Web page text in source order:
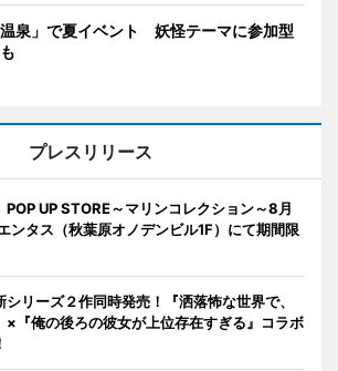
泉」で夏イベント 妖怪テーマに参加型
プレスリリース
POP UP STORE～マリンコレクション～8月
ンタス（秋葉原オノデンビル1F）にて期間限
リーズ２作同時発売！『洒落怖な世界で、
×『俺の後ろの彼女が上位存在すぎる』コラボ